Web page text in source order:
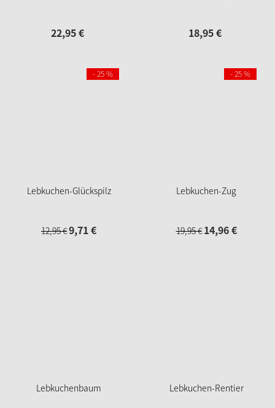
22,95€ 18,95€
Lebkuchen-Glückspilz
12,95€9,71€
- 25 %
Lebkuchen-Zug
19,95€ 14,96€
- 25 %
Lebkuchenbaum Lebkuchen-Rentier